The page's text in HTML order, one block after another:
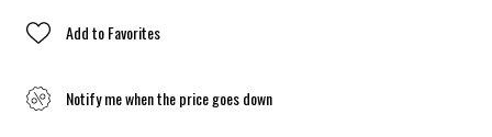
Add to Favorites
Notify me when the price goes down